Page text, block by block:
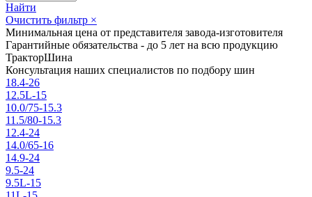
Найти
Очистить фильтр ×
Минимальная цена от представителя завода-изготовителя
Гарантийные обязательства - до 5 лет на всю продукцию
ТракторШина
Консультация наших специалистов по подбору шин
18.4-26
12.5L-15
10.0/75-15.3
11.5/80-15.3
12.4-24
14.0/65-16
14.9-24
9.5-24
9.5L-15